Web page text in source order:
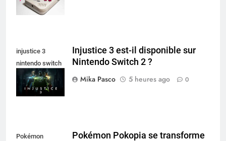
injustice 3
nintendo switch
Injustice 3 est-il disponible sur
Nintendo Switch 2 ?
Mika Pasco
5 heures ago 0
Pokémon
Pokémon Pokopia se transforme